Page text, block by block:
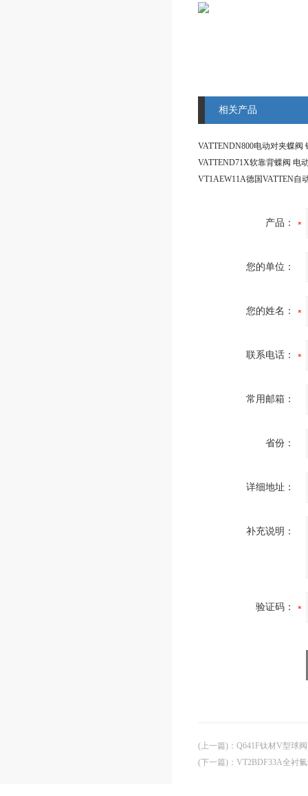
相关产品
产品：
您的单位：
您的姓名：
联系电话：
常用邮箱：
省份：
详细地址：
补充说明：
验证码：
(上一篇) ： Q641F钛材V型球
(下一篇) ： VT2BDF33A全衬